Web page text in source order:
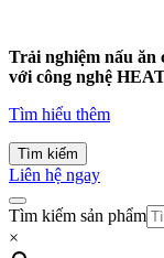
Trải nghiệm nấu ăn
với công nghệ
Tìm hiểu thêm
Tìm kiếm
Liên hệ ngay
Tìm kiếm sản phẩm
×